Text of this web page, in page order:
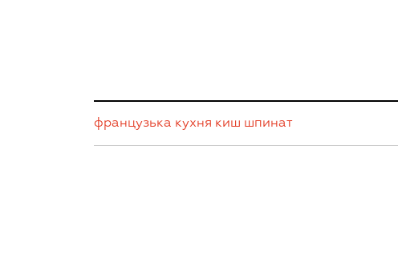
французька кухня киш шпинат